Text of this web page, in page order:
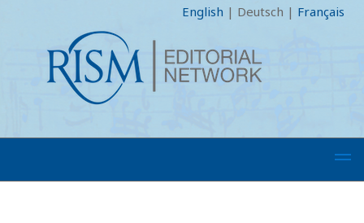
English | Deutsch | Français